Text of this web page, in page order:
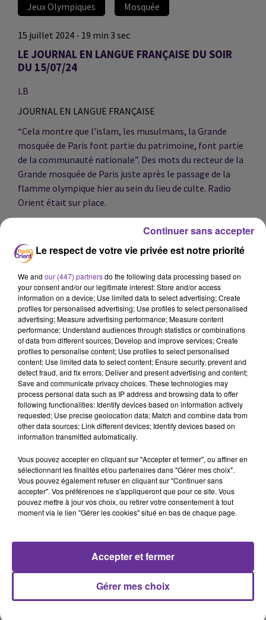
Jeux Olympiques Mosquée
15 juillet 2024 - 19 min 3 sec
LE JOURNAL EN LANGUE FRANÇAISE DU SOIR
DU 15/07/24
LB
JOURNAL EN LANGUE FRANÇAISE
“Cela montre que l’islam, les musulmans, la Grande
mosquée de Paris font partie du patrimoine, font partie
de la communauté nationale”. Des mots du recteur de la
Grande mosquée de Paris juste après le passage de la
flamme olympique hier au sein du lieu de culte. Radio
Orient était sur place.
Guerre à Gaza : le Hamas se retire des négociations sur
un cessez-le-feu, dénonçant les "massacres" israéliens
"contre des civils non armés"
«Je devrais être mort», a estimé l'ancien président
américain Donald Trump, après avoir survécu à une
tentative d'assassinat.
Nous y reviendrons avec Jean-Eric Branaa, maître de
conférences à l'université Panthéon-Assas et spécialiste
des États-Unis.
Politique : En cas de gouvernement front populaire,
quelles mesures dans le secteur de l'éducation ? Notre
invitée sera la député PS de la Seine-Saint-Denis Fatiha
Keloua Hachi.
0:00 19 min 3 sec
Le respect de votre vie privée est notre priorité
We and our (447) partnersdo the following data processing based on
your consent and/or our legitimate interest: Store and/or access
information on a device; Use limited data to select advertising; Create
profiles for personalised advertising; Use profiles to select personalised
advertising; Measure advertising performance; Measure content
performance; Understand audiences through statistics or combinations
of data from different sources; Develop and improve services; Create
profiles to personalise content; Use profiles to select personalised
content; Use limited data to select content; Ensure security, prevent and
detect fraud, and fix errors; Deliver and present advertising and content;
Save and communicate privacy choices. These technologies may
process personal data such as IP address and browsing data to offer
following functionalities: Identify devices based on information actively
requested; Use precise geolocation data; Match and combine data from
other data sources; Link different devices; Identify devices based on
information transmitted automatically.
Vous pouvez accepter en cliquant sur "Accepter et fermer", ou affiner en
sélectionnant les finalités et/ou partenaires dans "Gérer mes choix".
Vous pouvez également refuser en cliquant sur "Continuer sans
accepter". Vos préférences ne s'appliqueront que pour ce site. Vous
pouvez mettre à jour vos choix, ou retirer votre consentement à tout
moment via le lien "Gérer les cookies" situé en bas de chaque page.
Gérer mes choix
Accepter et fermer
Continuer sans accepter